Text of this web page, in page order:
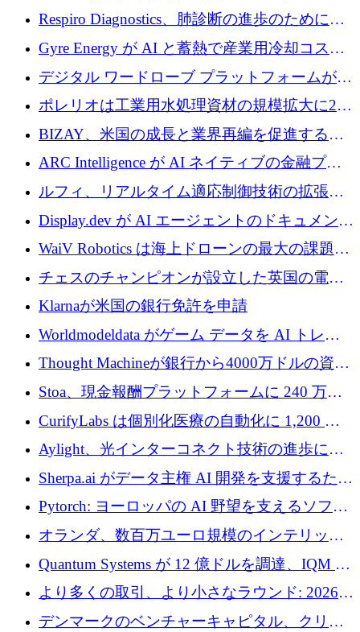
寄付
Respiro Diagnostics、肺診断の進歩のために
100 万ポンドを確保
Gyre Energy が AI と蓄熱で産業用冷却コスト
を削減するために 130 万ドルを調達
デジタル ワードローブ プラットフォームが
1,000 万人のユーザーに到達し、Whering が
700 万ドルを獲得
ポレリオは工業用水処理資材の規模拡大に240
万ユーロを確保
BIZAY、米国の成長と業界再編を促進するた
めに5,500万ドルを確保
ARC Intelligence が AI ネイティブの金融プラ
ットフォームを拡大するために 400 万ユーロ
ルフィ、リアルタイム適応制御技術の拡張に
810万ポンドを確保
Display.dev が AI エージェントのドキュメント
コラボレーションを強化するために 47 万ユー
WaiV Robotics は海上ドローンの最大の課題の
1 つをどのように解決しているか
チェスのチャンピオンが設立した英国の電池
材料スタートアップ TaiSan が 465 万ポンドを
Klarnaが米国の銀行免許を申請
Worldmodeldata がゲーム データを AI トレー
ニングに変えるために 700 万ポンドを獲得
Thought Machineが銀行から4000万ドルの資金
調達、年間収益1億ドルを突破
Stoa、現金報酬プラットフォームに 240 万ド
ルを確保
CurifyLabs は個別化医療の自動化に 1,200 万
ユーロを寄付
Aylight、光インターコネクト技術の進歩に向
けて450万ユーロのプレシードラウンドを終了
Sherpa.ai がデータ主権 AI 開発を支援するため
に 1,800 万ドルを調達
Pytorch: ヨーロッパの AI 野望を支えるソフト
ウェア層
オランダ、数百万ユーロ規模のインテリック
との提携で軍用ドローンにソフトウェアファ
ースト戦略を採用
Quantum Systems が 12 億ドルを調達、IQM が
米国の主要取引所で初の欧州量子企業とな
る、6 月に欧州のスタートアップ資金調達
より多くの取引、より小さなラウンド: 2026
年 6 月に欧州のスタートアップ資金調達
デンマークのベンチャーキャピタル、クリメ